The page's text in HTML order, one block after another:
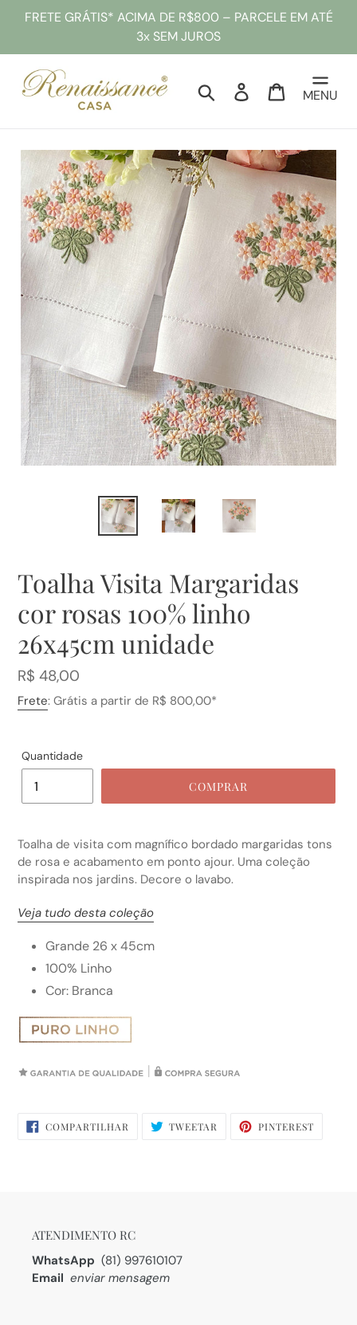
conteúdo
FRETE GRÁTIS* ACIMA DE R$800 – PARCELE EM ATÉ
3x SEM JUROS
PesquisarEntrar Sacola
MENU
Toalha Visita Margaridas
cor rosas 100% linho
26x45cm unidade
Preço
normal
R$ 48,00
Frete: Grátis a partir de R$ 800,00*
Quantidade
COMPRAR
Toalha de visita com magnífico bordado margaridas tons
de rosa e acabamento em ponto ajour. Uma coleção
inspirada nos jardins. Decore o lavabo.
Veja tudo desta coleção
Grande 26 x 45cm
100% Linho
Cor: Branca
COMPARTILHAR COMPARTILHAR
NO
TWEETAR TWEETARPINTERESTPIN
ATENDIMENTO RC
WhatsApp (81) 997610107
Email enviar mensagem